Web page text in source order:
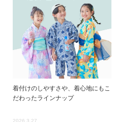
着付けのしやすさや、着心地にもこ
だわったラインナップ